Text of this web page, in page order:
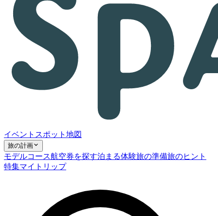
イベント スポット 地図
旅の計画
モデルコース航空券を探す泊まる体験旅の準備旅のヒント
特集マイトリップ